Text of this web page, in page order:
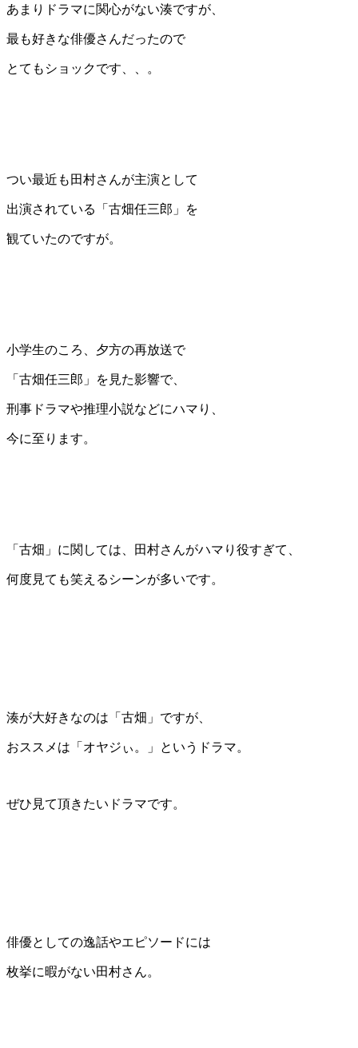
あまりドラマに関心がない湊ですが、
最も好きな俳優さんだったので
とてもショックです、、。
つい最近も田村さんが主演として
出演されている「古畑任三郎」を
観ていたのですが。
小学生のころ、夕方の再放送で
「古畑任三郎」を見た影響で、
刑事ドラマや推理小説などにハマり、
今に至ります。
「古畑」に関しては、田村さんがハマり役すぎて、
何度見ても笑えるシーンが多いです。
湊が大好きなのは「古畑」ですが、
おススメは「オヤジぃ。」というドラマ。
ぜひ見て頂きたいドラマです。
俳優としての逸話やエピソードには
枚挙に暇がない田村さん。